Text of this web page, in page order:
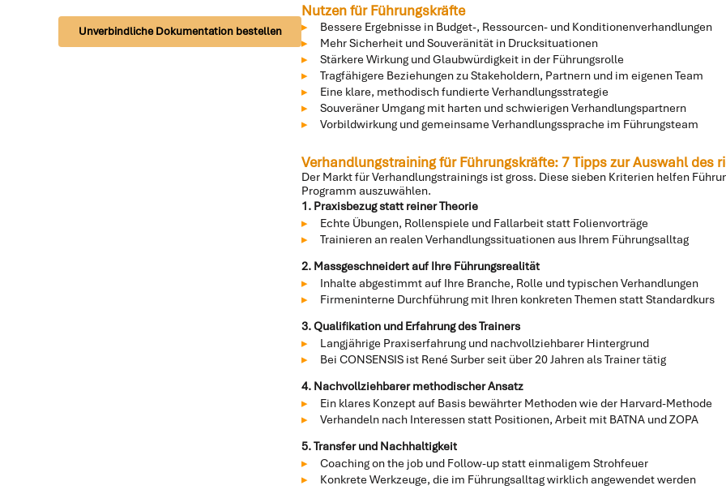
Unverbindliche Dokumentation bestellen
Nutzen für Führungskräfte
Bessere Ergebnisse in Budget-, Ressourcen- und Konditionenverhandlungen
Mehr Sicherheit und Souveränität in Drucksituationen
Stärkere Wirkung und Glaubwürdigkeit in der Führungsrolle
Tragfähigere Beziehungen zu Stakeholdern, Partnern und im eigenen Team
Eine klare, methodisch fundierte Verhandlungsstrategie
Souveräner Umgang mit harten und schwierigen Verhandlungspartnern
Vorbildwirkung und gemeinsame Verhandlungssprache im Führungsteam
Verhandlungstraining für Führungskräfte: 7 Tipps zur Auswahl des
Der Markt für Verhandlungstrainings ist gross. Diese sieben Kriterien helfen
Programm auszuwählen.
1. Praxisbezug statt reiner Theorie
Echte Übungen, Rollenspiele und Fallarbeit statt Folienvorträge
Trainieren an realen Verhandlungssituationen aus Ihrem Führungsalltag
2. Massgeschneidert auf Ihre Führungsrealität
Inhalte abgestimmt auf Ihre Branche, Rolle und typischen Verhandlungen
Firmeninterne Durchführung mit Ihren konkreten Themen statt Standardkurs
3. Qualifikation und Erfahrung des Trainers
Langjährige Praxiserfahrung und nachvollziehbarer Hintergrund
Bei CONSENSIS ist René Surber seit über 20 Jahren als Trainer tätig
4. Nachvollziehbarer methodischer Ansatz
Ein klares Konzept auf Basis bewährter Methoden wie der Harvard-Methode
Verhandeln nach Interessen statt Positionen, Arbeit mit BATNA und ZOPA
5. Transfer und Nachhaltigkeit
Coaching on the job und Follow-up statt einmaligem Strohfeuer
Konkrete Werkzeuge, die im Führungsalltag wirklich angewendet werden